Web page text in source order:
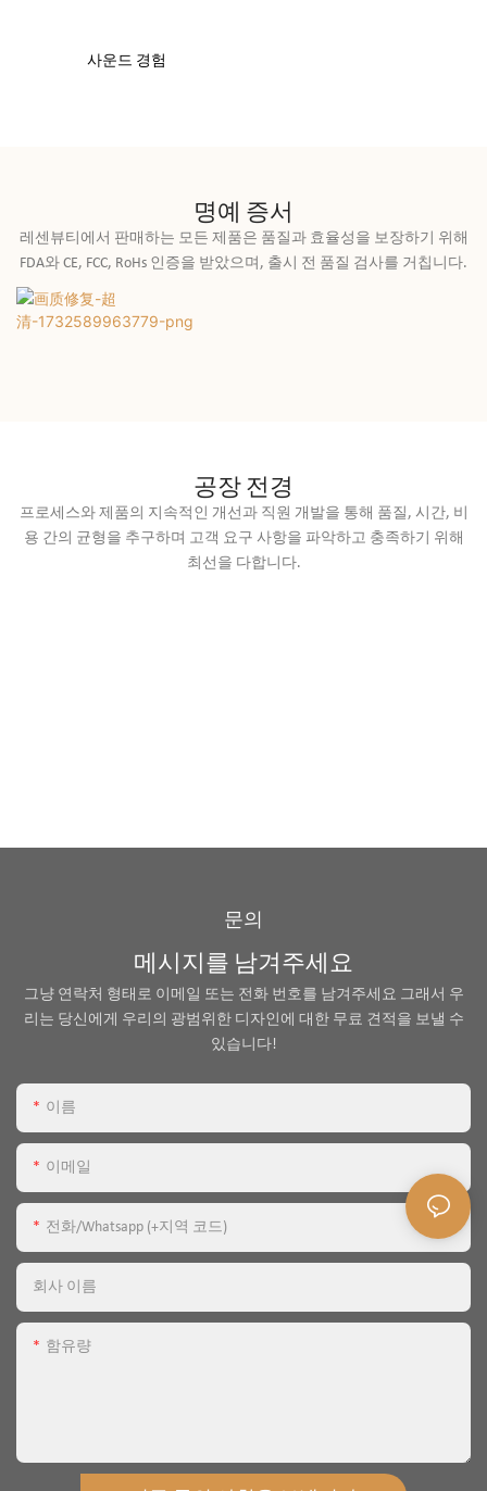
사운드 경험
명예 증서
레센뷰티에서 판매하는 모든 제품은 품질과 효율성을 보장하기 위해
FDA와 CE, FCC, RoHs 인증을 받았으며, 출시 전 품질 검사를 거칩니다.
공장 전경
프로세스와 제품의 지속적인 개선과 직원 개발을 통해 품질, 시간, 비
용 간의 균형을 추구하며 고객 요구 사항을 파악하고 충족하기 위해
최선을 다합니다.
문의
메시지를 남겨주세요
그냥 연락처 형태로 이메일 또는 전화 번호를 남겨주세요 그래서 우
리는 당신에게 우리의 광범위한 디자인에 대한 무료 견적을 보낼 수
있습니다!
이름
이메일
전화/whatsapp (+지역 코드)
회사 이름
함유량